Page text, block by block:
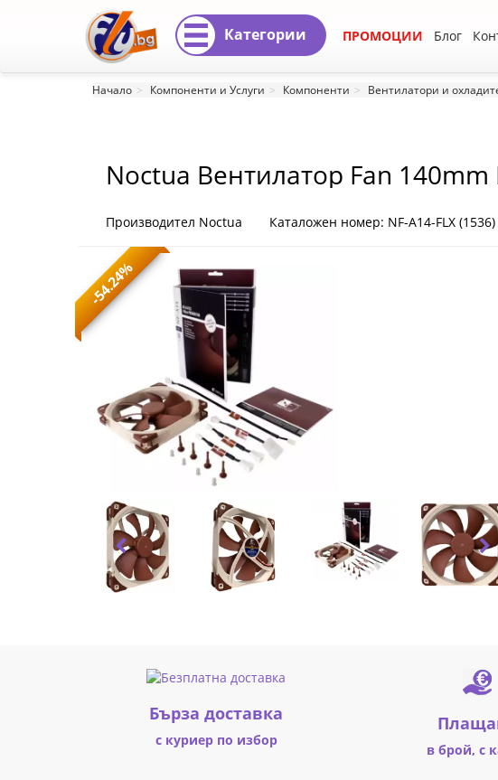
Noctua
140mm
NF-
A14
FLX
NF-
FLX
(1536)
Fly.bg
Категории ПРОМОЦИИ Блог
Начало Компоненти и Услуги Компоненти Вентилатори и
Noctua Вентилатор Fan 140mm
Производител Noctua Каталожен номер: NF-A14-FLX (1536)
-54.24%
Бърза доставка
с куриер по избор
в брой, с